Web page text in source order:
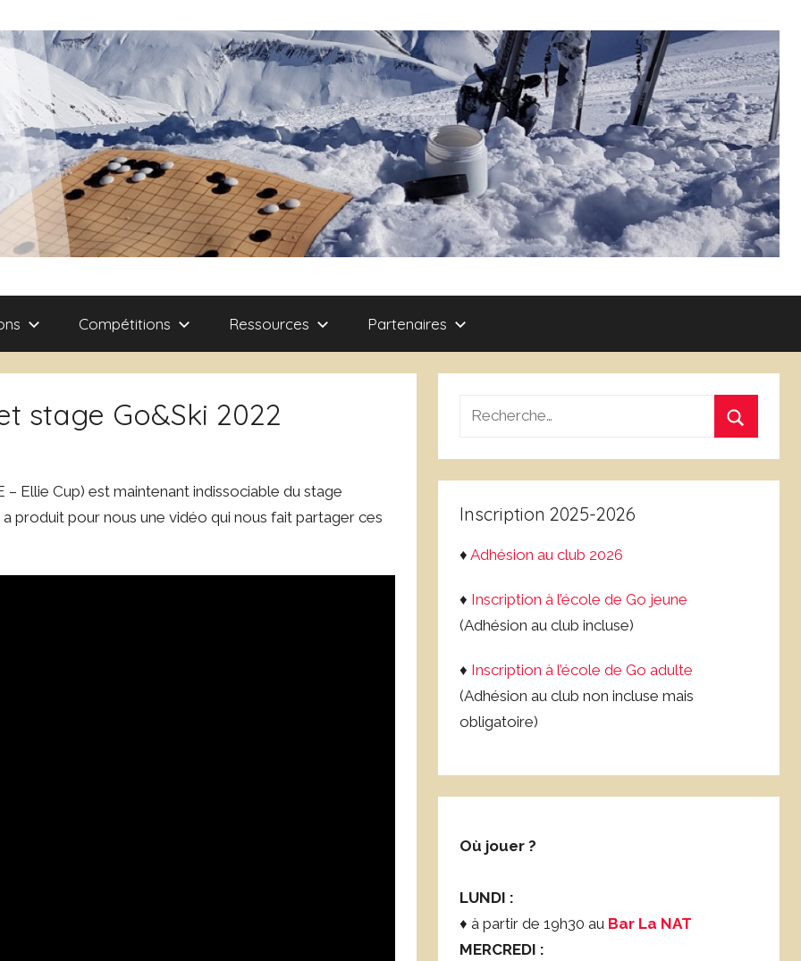
Compétitions Ressources Partenaires
stage Go&Ski 2022
Ellie Cup) est maintenant indissociable du stage
produit pour nous une vidéo qui nous fait partager ces
Recherche
:
Inscription 2025-2026
♦Adhésion au club 2026
♦ Inscription à l’école de Go jeune
(Adhésion au club incluse)
♦ Inscription à l’école de Go adulte
(Adhésion au club non incluse mais
obligatoire)
Où jouer ?
LUNDI :
♦ à partir de 19h30 au Bar La NAT
MERCREDI :